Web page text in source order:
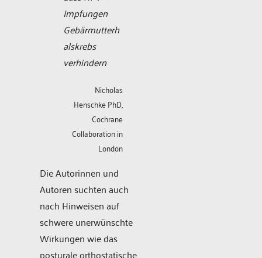
Impfungen
Gebärmutterh
alskrebs
verhindern
Nicholas
Henschke PhD,
Cochrane
Collaboration in
London
Die Autorinnen und
Autoren suchten auch
nach Hinweisen auf
schwere unerwünschte
Wirkungen wie das
posturale orthostatische